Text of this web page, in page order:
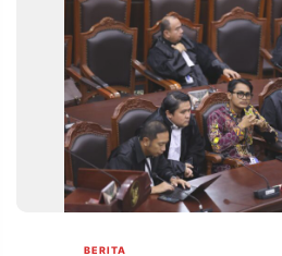
RESOLUSI
MEDIA
PRAMUDITA
BERITA